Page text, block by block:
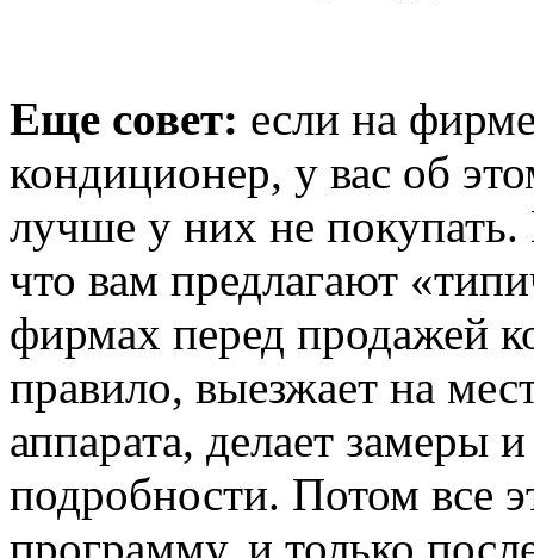
Еще совет: если на
кондиционер, у вас об
лучше у них не покупать.
что вам предлагают
фирмах перед продажей
правило, выезжает на
аппарата, делает замеры
подробности. Потом все
программу, и только